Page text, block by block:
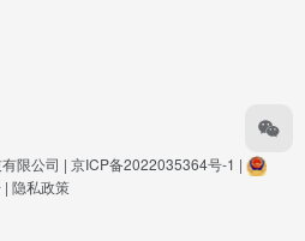
限公司 | 京ICP备2022035364号-1 |
| 隐私政策